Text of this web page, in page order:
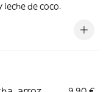
de coco.